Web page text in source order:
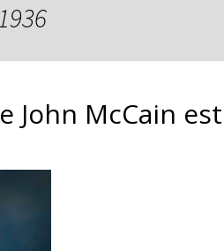
John McCain